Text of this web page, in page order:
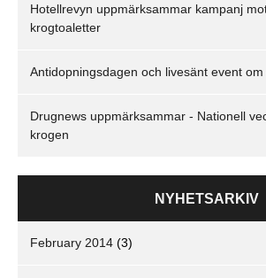
Hotellrevyn uppmärksammar kampanj
krogtoaletter
Antidopningsdagen och livesänt event
Drugnews uppmärksammar - Nationell
krogen
NYHETSARKIV
February 2014 (3)